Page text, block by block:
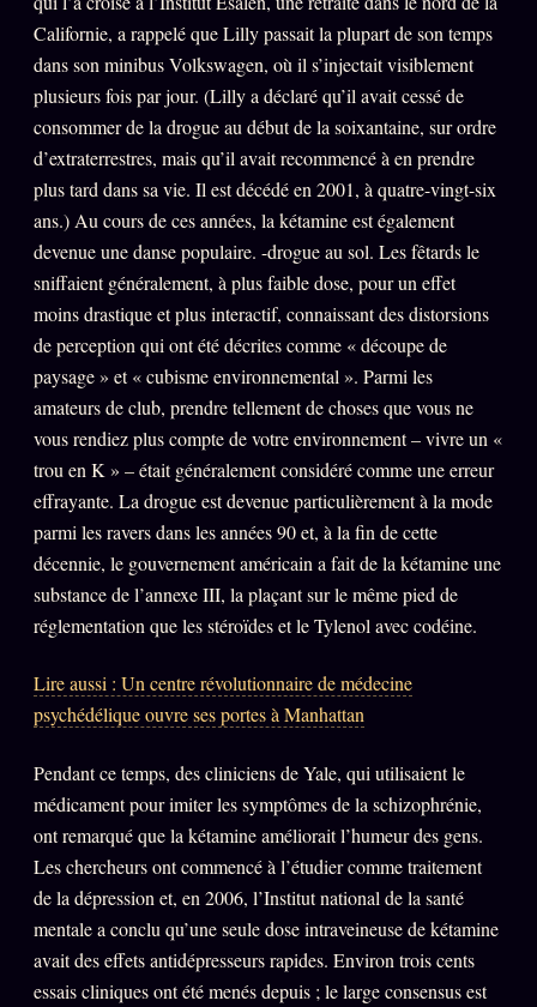
FAQ
Corrections · Erratum
Mentions légales
llms.txt
Californie, a rappelé que Lilly passait la plupart de son temps
dans son minibus Volkswagen, où il s’injectait visiblement
plusieurs fois par jour. (Lilly a déclaré qu’il avait cessé de
consommer de la drogue au début de la soixantaine, sur ordre
d’extraterrestres, mais qu’il avait recommencé à en prendre
plus tard dans sa vie. Il est décédé en 2001, à quatre-vingt-six
ans.) Au cours de ces années, la kétamine est également
devenue une danse populaire. -drogue au sol. Les fêtards le
sniffaient généralement, à plus faible dose, pour un effet
moins drastique et plus interactif, connaissant des distorsions
de perception qui ont été décrites comme « découpe de
paysage » et « cubisme environnemental ». Parmi les
amateurs de club, prendre tellement de choses que vous ne
vous rendiez plus compte de votre environnement – ​​vivre un «
trou en K » – était généralement considéré comme une erreur
effrayante. La drogue est devenue particulièrement à la mode
parmi les ravers dans les années 90 et, à la fin de cette
décennie, le gouvernement américain a fait de la kétamine une
substance de l’annexe III, la plaçant sur le même pied de
réglementation que les stéroïdes et le Tylenol avec codéine.
Lire aussi : Un centre révolutionnaire de médecine
psychédélique ouvre ses portes à Manhattan
Pendant ce temps, des cliniciens de Yale, qui utilisaient le
médicament pour imiter les symptômes de la schizophrénie,
ont remarqué que la kétamine améliorait l’humeur des gens.
Les chercheurs ont commencé à l’étudier comme traitement
de la dépression et, en 2006, l’Institut national de la santé
mentale a conclu qu’une seule dose intraveineuse de kétamine
avait des effets antidépresseurs rapides. Environ trois cents
essais cliniques ont été menés depuis ; le large consensus est